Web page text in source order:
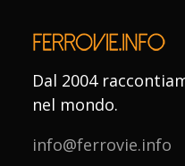
Dal 2004
nel mondo.
info@ferrovie.info